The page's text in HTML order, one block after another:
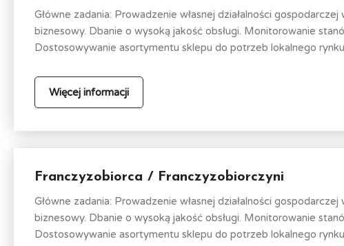
Główne zadania: Prowadzenie własnej działalności
biznesowy. Dbanie o wysoką jakość obsługi. Monitorowanie
Dostosowywanie asortymentu sklepu do potrzeb lokalnego rynku.
Więcej informacji
Franczyzobiorca / Franczyzobiorczyni
Główne zadania: Prowadzenie własnej działalności
biznesowy. Dbanie o wysoką jakość obsługi. Monitorowanie
Dostosowywanie asortymentu sklepu do potrzeb lokalnego rynku.